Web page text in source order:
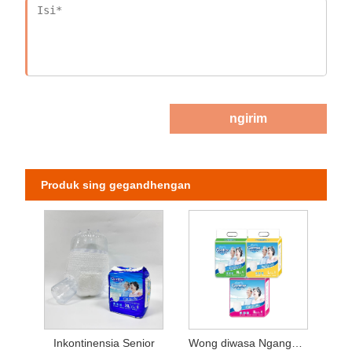
ngirim
Produk sing gegandhengan
Inkontinensia Senior